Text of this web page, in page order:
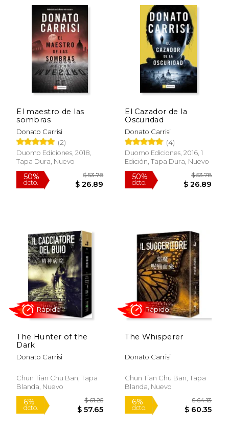
dcto.
50%
dcto.
El maestro de las
sombras
Donato Carrisi
(2)
Duomo Ediciones, 2018,
Tapa Dura, Nuevo
50%
dcto.
$ 53.78
$ 26.89
El Cazador de la
Oscuridad
Donato Carrisi
(4)
Duomo Ediciones, 2016, 1
Edición, Tapa Dura, Nuevo
50%
dcto. $
The Hunter of the
Dark
Donato Carrisi
Chun Tian Chu Ban, Tapa
Blanda, Nuevo
The Whisperer
Donato Carrisi
Chun Tian Chu Ban, Tapa
Blanda, Nuevo